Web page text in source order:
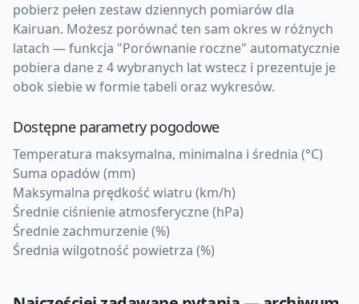
pobierz pełen zestaw dziennych pomiarów dla
Kairuan. Możesz porównać ten sam okres w różnych
latach — funkcja "Porównanie roczne" automatycznie
pobiera dane z 4 wybranych lat wstecz i prezentuje je
obok siebie w formie tabeli oraz wykresów.
Dostępne parametry pogodowe
Temperatura maksymalna, minimalna i średnia (°C)
Suma opadów (mm)
Maksymalna prędkość wiatru (km/h)
Średnie ciśnienie atmosferyczne (hPa)
Średnie zachmurzenie (%)
Średnia wilgotność powietrza (%)